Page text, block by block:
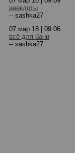
анекдоты
-- sashka27
07 мар 18 | 09:06
всё для бани
-- sashka27